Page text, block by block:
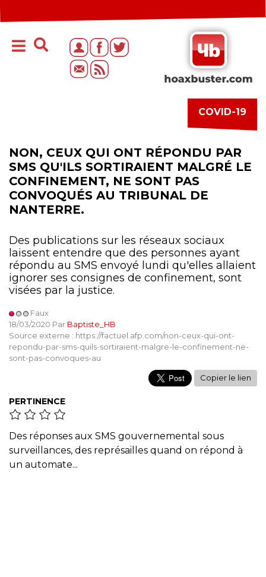
COVID-19
NON, CEUX QUI ONT RÉPONDU PAR
SMS QU'ILS SORTIRAIENT MALGRÉ LE
CONFINEMENT, NE SONT PAS
CONVOQUÉS AU TRIBUNAL DE
NANTERRE.
Des publications sur les réseaux sociaux
laissent entendre que des personnes ayant
répondu au SMS envoyé lundi qu'elles allaient
ignorer ses consignes de confinement, sont
visées par la justice.
Faux
18/03/2020 Par Baptiste_HB
Source externe : https://factuel.afp.com/non-ceux-qui-ont-
repondu-par-sms-quils-sortiraient-malgre-le-confinement-ne-
sont-pas-convoques-au
Copier le lien
PERTINENCE
Des réponses aux SMS gouvernemental sous
surveillances, des représailles quand on répond à
un automate...